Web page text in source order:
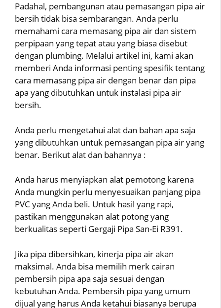
Padahal, pembangunan atau pemasangan pipa air
bersih tidak bisa sembarangan. Anda perlu
memahami cara memasang pipa air dan sistem
perpipaan yang tepat atau yang biasa disebut
dengan plumbing. Melalui artikel ini, kami akan
memberi Anda informasi penting spesifik tentang
cara memasang pipa air dengan benar dan pipa
apa yang dibutuhkan untuk instalasi pipa air
bersih.
Anda perlu mengetahui alat dan bahan apa saja
yang dibutuhkan untuk pemasangan pipa air yang
benar. Berikut alat dan bahannya :
Anda harus menyiapkan alat pemotong karena
Anda mungkin perlu menyesuaikan panjang pipa
PVC yang Anda beli. Untuk hasil yang rapi,
pastikan menggunakan alat potong yang
berkualitas seperti Gergaji Pipa San-Ei R391.
Jika pipa dibersihkan, kinerja pipa air akan
maksimal. Anda bisa memilih merk cairan
pembersih pipa apa saja sesuai dengan
kebutuhan Anda. Pembersih pipa yang umum
dijual yang harus Anda ketahui biasanya berupa